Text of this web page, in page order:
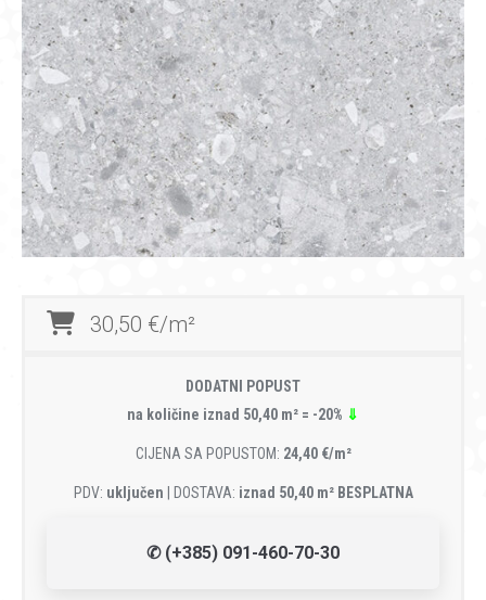
30,50 €/m²
DODATNI POPUST
na količine iznad 50,40 m² = -20% ⇓
CIJENA SA POPUSTOM: 24,40 €/m²
PDV: uključen | DOSTAVA: iznad 50,40 m² BESPLATNA
✆ (+385) 091-460-70-30